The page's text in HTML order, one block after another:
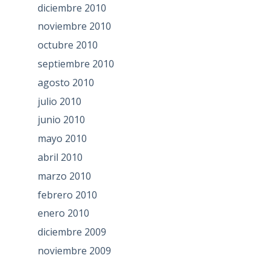
diciembre 2010
noviembre 2010
octubre 2010
septiembre 2010
agosto 2010
julio 2010
junio 2010
mayo 2010
abril 2010
marzo 2010
febrero 2010
enero 2010
diciembre 2009
noviembre 2009